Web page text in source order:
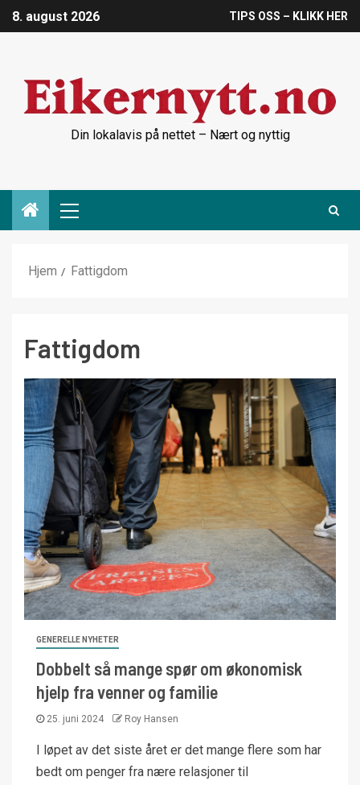
8. august 2026 TIPS OSS – KLIKK HER
Din lokalavis på nettet – Nært og nyttig
Hjem Fattigdom
Fattigdom
GENERELLE NYHETER
Dobbelt så mange spør om økonomisk
hjelp fra venner og familie
25. juni 2024 Roy Hansen
I løpet av det siste året er det mange flere som har
bedt om penger fra nære relasjoner til